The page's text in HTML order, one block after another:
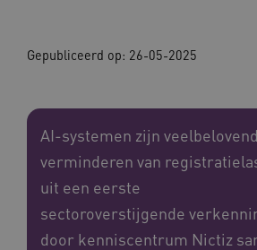
Gepubliceerd op: 26-05-2025
AI-systemen zijn
verminderen van
uit een eerste
sectoroverstijgende
door kenniscentrum Nictiz